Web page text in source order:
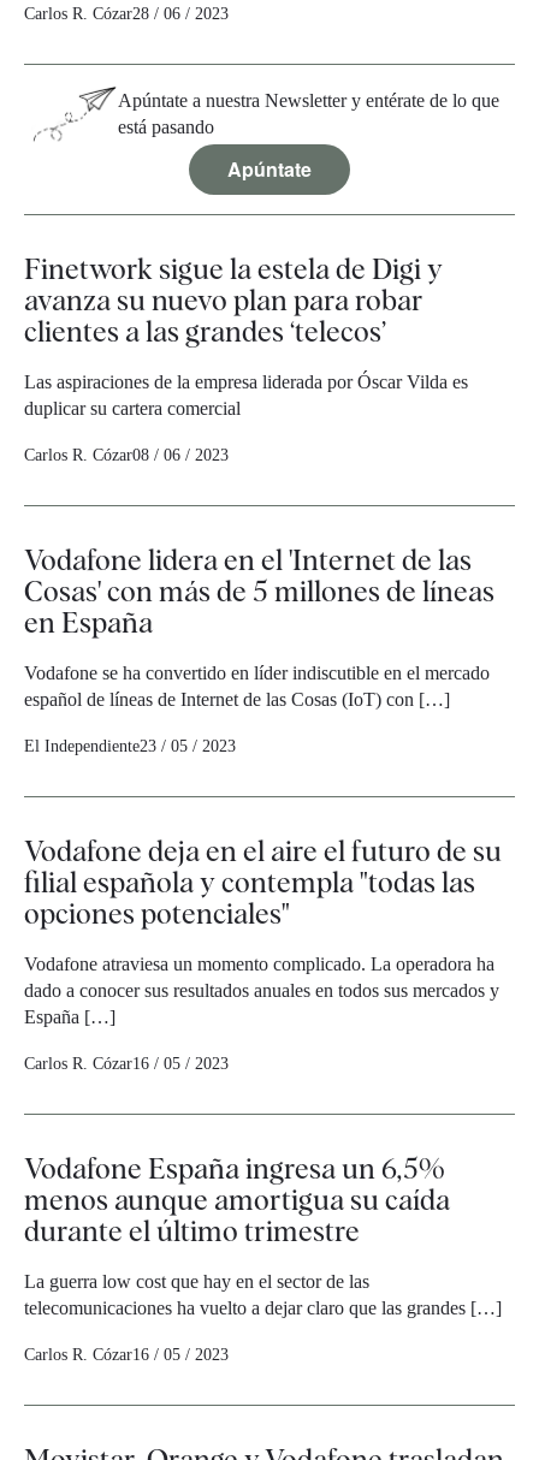
Carlos R. Cózar28 / 06 / 2023
Apúntate a nuestra Newsletter y entérate de lo que
está pasando
Apúntate
Finetwork sigue la estela de Digi y
avanza su nuevo plan para robar
clientes a las grandes ‘telecos’
Las aspiraciones de la empresa liderada por Óscar Vilda es
duplicar su cartera comercial
Carlos R. Cózar08 / 06 / 2023
Vodafone lidera en el 'Internet de las
Cosas' con más de 5 millones de líneas
en España
Vodafone se ha convertido en líder indiscutible en el mercado
español de líneas de Internet de las Cosas (IoT) con […]
El Independiente23 / 05 / 2023
Vodafone deja en el aire el futuro de su
filial española y contempla "todas las
opciones potenciales"
Vodafone atraviesa un momento complicado. La operadora ha
dado a conocer sus resultados anuales en todos sus mercados y
España […]
Carlos R. Cózar16 / 05 / 2023
Vodafone España ingresa un 6,5%
menos aunque amortigua su caída
durante el último trimestre
La guerra low cost que hay en el sector de las
telecomunicaciones ha vuelto a dejar claro que las grandes […]
Carlos R. Cózar16 / 05 / 2023